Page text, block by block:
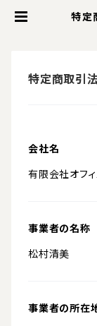
特定
特定商取引
会社名
有限会社オフィ
事業者の名称
松村清美
事業者の所在